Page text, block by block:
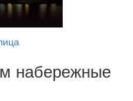
набережные